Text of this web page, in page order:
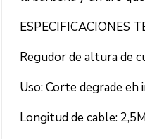
ESPECIFICACIONES
Regudor de altura de
Uso: Corte degrade eh
Longitud de cable: